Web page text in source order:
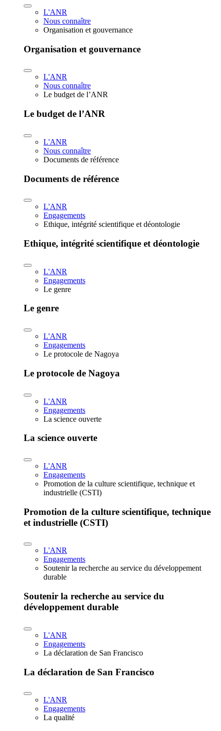
L'ANR
Nous connaître
Organisation et gouvernance
Organisation et gouvernance
L'ANR
Nous connaître
Le budget de l’ANR
Le budget de l’ANR
L'ANR
Nous connaître
Documents de référence
Documents de référence
L'ANR
Engagements
Ethique, intégrité scientifique et déontologie
Ethique, intégrité scientifique et déontologie
L'ANR
Engagements
Le genre
Le genre
L'ANR
Engagements
Le protocole de Nagoya
Le protocole de Nagoya
L'ANR
Engagements
La science ouverte
La science ouverte
L'ANR
Engagements
Promotion de la culture scientifique, technique et
industrielle (CSTI)
Promotion de la culture scientifique, technique
et industrielle (CSTI)
L'ANR
Engagements
Soutenir la recherche au service du développement
durable
Soutenir la recherche au service du
développement durable
L'ANR
Engagements
La déclaration de San Francisco
La déclaration de San Francisco
L'ANR
Engagements
La qualité